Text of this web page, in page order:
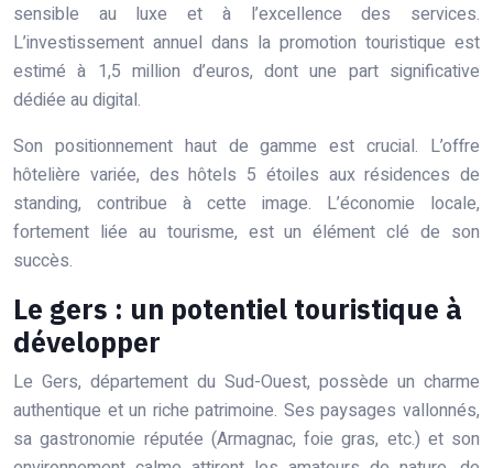
sensible au luxe et à l’excellence des services.
L’investissement annuel dans la promotion touristique est
estimé à 1,5 million d’euros, dont une part significative
dédiée au digital.
Son positionnement haut de gamme est crucial. L’offre
hôtelière variée, des hôtels 5 étoiles aux résidences de
standing, contribue à cette image. L’économie locale,
fortement liée au tourisme, est un élément clé de son
succès.
Le gers : un potentiel touristique à
développer
Le Gers, département du Sud-Ouest, possède un charme
authentique et un riche patrimoine. Ses paysages vallonnés,
sa gastronomie réputée (Armagnac, foie gras, etc.) et son